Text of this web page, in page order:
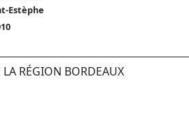
Estèphe
LA RÉGION BORDEAUX